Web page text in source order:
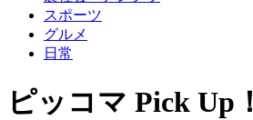
スポーツ
グルメ
日常
ピッコマ Pick Up！